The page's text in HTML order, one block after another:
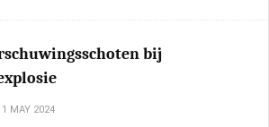
bij
MAY 2024